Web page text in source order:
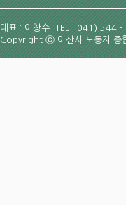
대표 : 이창수 TEL : 041)
Copyrightⓒ아산시 노동자 종